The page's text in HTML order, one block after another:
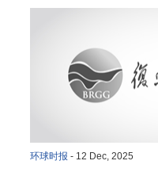
环球时报 - 12 Dec, 2025